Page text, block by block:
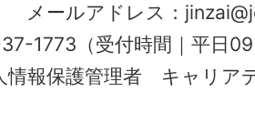
メールアドレス：
1773（受付時間｜平日
情報保護管理者 キャリア